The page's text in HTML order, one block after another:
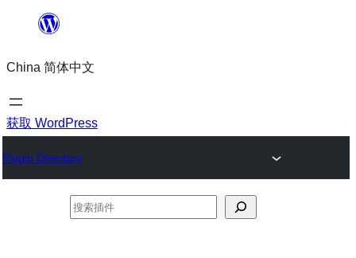
内
容
China 简体中文
获取 WordPress
Plugin Directory
搜